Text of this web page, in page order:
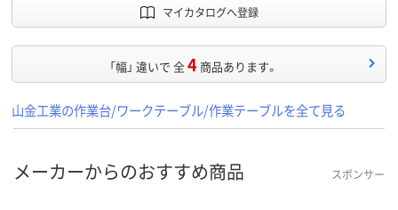
マイカタログへ登録
「幅」 違いで 全4 商品あります。
山金工業の作業台/ワークテーブル/作業テーブルを全て見る
メーカーからのおすすめ商品 スポンサー